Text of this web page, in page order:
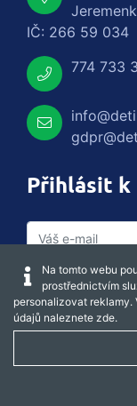
IČ: 266 59 034
774 733
Přihlásit
Na tomto webu
prostřednictvím
personalizovat
údajů naleznete zde.